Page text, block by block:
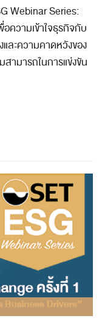
Webinar Series:
ความเข้าใจธุรกิจกับ
ละความคาดหวังของ
ามารถในการแข่งขัน